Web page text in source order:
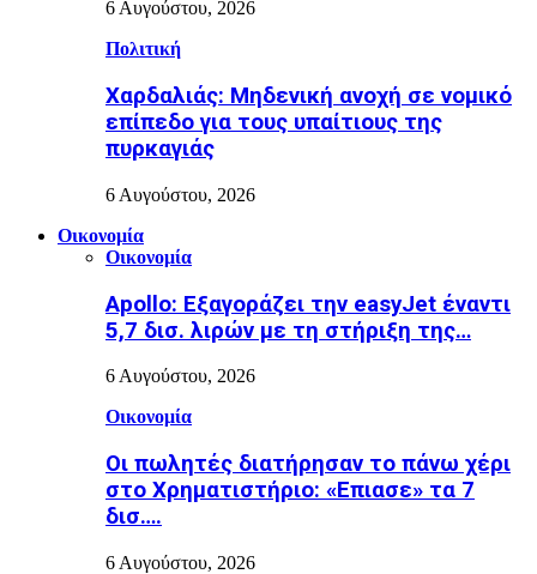
6 Αυγούστου, 2026
Πολιτική
Χαρδαλιάς: Μηδενική ανοχή σε νομικό
επίπεδο για τους υπαίτιους της
πυρκαγιάς
6 Αυγούστου, 2026
Οικονομία
Οικονομία
Apollo: Εξαγοράζει την easyJet έναντι
5,7 δισ. λιρών με τη στήριξη της…
6 Αυγούστου, 2026
Οικονομία
Οι πωλητές διατήρησαν το πάνω χέρι
στο Χρηματιστήριο: «Επιασε» τα 7
δισ….
6 Αυγούστου, 2026